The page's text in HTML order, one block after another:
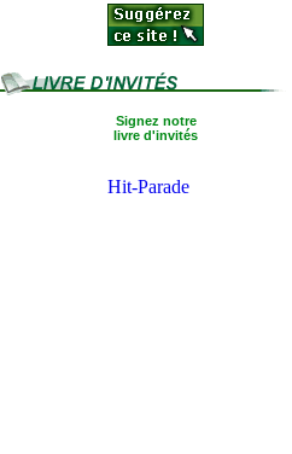
Signez notre
livre d'invités